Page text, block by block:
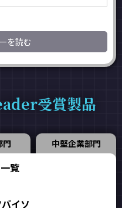
を読む
受賞製品
門 中堅企業部門
覧
イソ